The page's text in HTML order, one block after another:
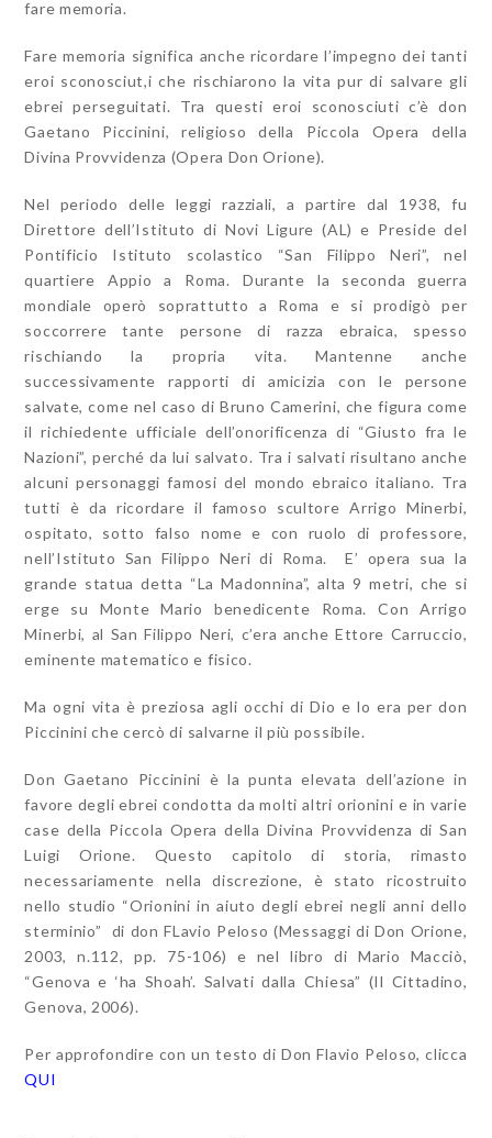
fare memoria.
Fare memoria significa anche ricordare l’impegno dei tanti
eroi sconosciut,i che rischiarono la vita pur di salvare gli
ebrei perseguitati. Tra questi eroi sconosciuti c’è don
Gaetano Piccinini, religioso della Piccola Opera della
Divina Provvidenza (Opera Don Orione).
Nel periodo delle leggi razziali, a partire dal 1938, fu
Direttore dell’Istituto di Novi Ligure (AL) e Preside del
Pontificio Istituto scolastico “San Filippo Neri”, nel
quartiere Appio a Roma. Durante la seconda guerra
mondiale operò soprattutto a Roma e si prodigò per
soccorrere tante persone di razza ebraica, spesso
rischiando la propria vita. Mantenne anche
successivamente rapporti di amicizia con le persone
salvate, come nel caso di Bruno Camerini, che figura come
il richiedente ufficiale dell’onorificenza di “Giusto fra le
Nazioni”, perché da lui salvato. Tra i salvati risultano anche
alcuni personaggi famosi del mondo ebraico italiano. Tra
tutti è da ricordare il famoso scultore Arrigo Minerbi,
ospitato, sotto falso nome e con ruolo di professore,
nell’Istituto San Filippo Neri di Roma. E’ opera sua la
grande statua detta “La Madonnina”, alta 9 metri, che si
erge su Monte Mario benedicente Roma. Con Arrigo
Minerbi, al San Filippo Neri, c’era anche Ettore Carruccio,
eminente matematico e fisico.
Ma ogni vita è preziosa agli occhi di Dio e lo era per don
Piccinini che cercò di salvarne il più possibile.
Don Gaetano Piccinini è la punta elevata dell’azione in
favore degli ebrei condotta da molti altri orionini e in varie
case della Piccola Opera della Divina Provvidenza di San
Luigi Orione. Questo capitolo di storia, rimasto
necessariamente nella discrezione, è stato ricostruito
nello studio “Orionini in aiuto degli ebrei negli anni dello
sterminio” di don FLavio Peloso (Messaggi di Don Orione,
2003, n.112, pp. 75-106) e nel libro di Mario Macciò,
“Genova e ‘ha Shoah’. Salvati dalla Chiesa” (Il Cittadino,
Genova, 2006).
Per approfondire con un testo di Don Flavio Peloso, clicca
QUI